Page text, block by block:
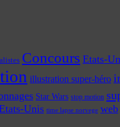
Concours Etats-
illustration super-héro
Star Wars stop motion
Unis time lapse norvege web